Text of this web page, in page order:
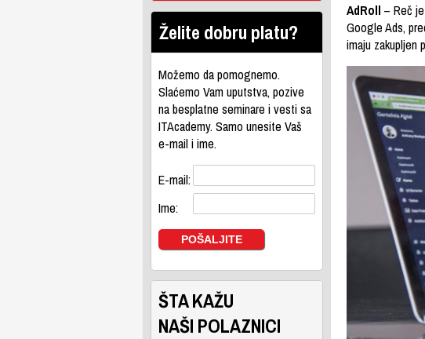
AdRoll – Reč
Google Ads,
imaju zakupljen
Želite dobru platu?
Možemo da pomognemo.
Slaćemo Vam uputstva, pozive
na besplatne seminare i vesti sa
ITAcademy. Samo unesite Vaš
e-mail i ime.
E-mail:
Ime:
ŠTA KAŽU
NAŠI POLAZNICI